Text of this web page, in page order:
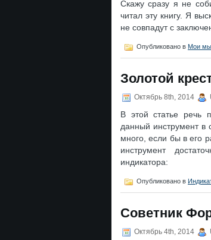
Скажу сразу я не
читал эту книгу. Я
не совпадут с
Опубликовано в Мои
Золотой
Октябрь 8th, 2014
В этой статье речь
данный инструмент в
много, если бы в его
инструмент
индикатора:
Опубликовано в
Советник
Октябрь 4th, 2014